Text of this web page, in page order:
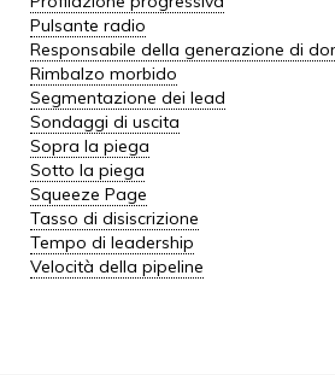
Pulsante radio
Responsabile della generazione di
Rimbalzo morbido
Segmentazione dei lead
Sondaggi di uscita
Sopra la piega
Sotto la piega
Squeeze Page
Tasso di disiscrizione
Tempo di leadership
Velocità della pipeline